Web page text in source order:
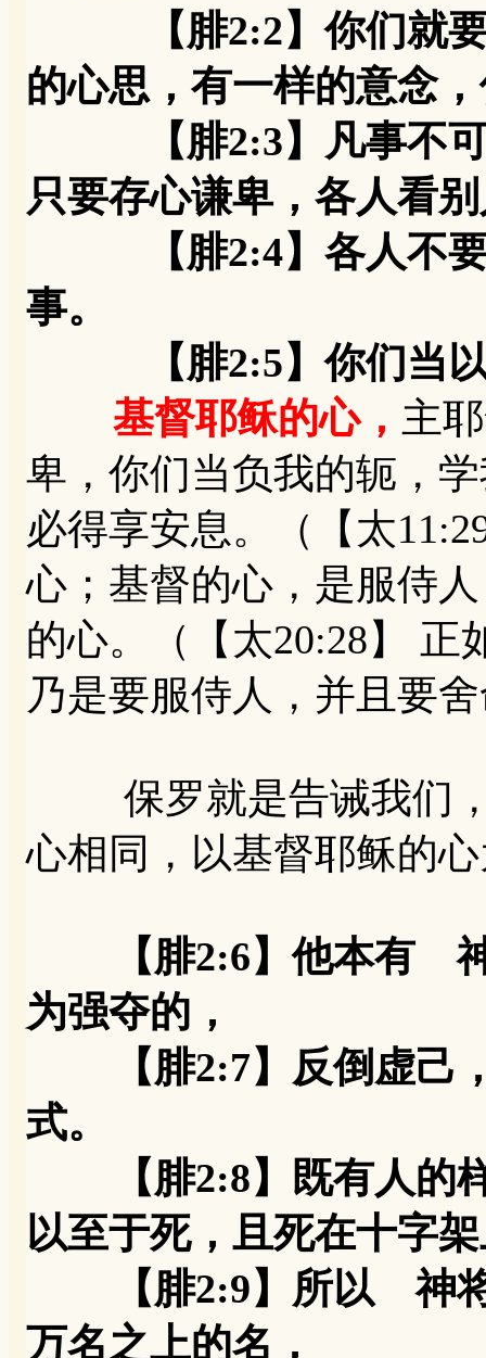
【腓2:2】你们就要
的心思，有一样的意念
【腓2:3】凡事不可
只要存心谦卑，各人看
【腓2:4】各人不要
事。
【腓2:5】你们当以
基督耶稣的心， 主
卑，你们当负我的轭，
必得享安息。（【太
心；基督的心，是服侍
的心。（【太20:28】
乃是要服侍人，并且要
保罗就是告诫我们，
心相同，以基督耶稣的
【腓2:6】他本有
为强夺的，
【腓2:7】反倒虚己，
式。
【腓2:8】既有人的样
以至于死，且死在十字
【腓2:9】所以 神将
万名之上的名，